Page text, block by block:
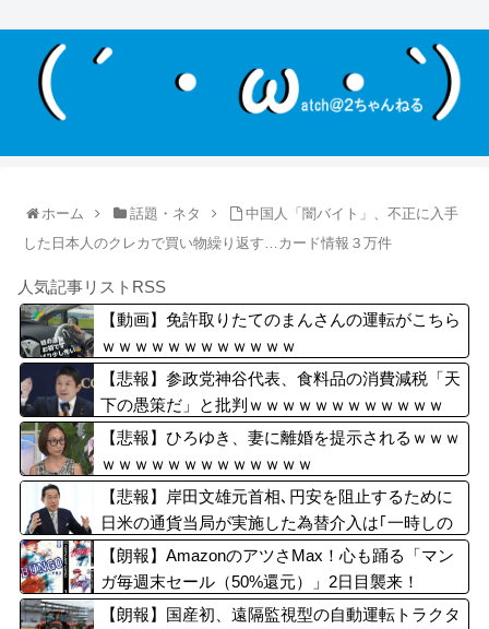
ホーム 話題・ネタ
中国人「闇バイト」、不正に入手
した日本人のクレカで買い物繰り返す…カード情報３万件
人気記事リストRSS
【動画】免許取りたてのまんさんの運転がこちら
ｗｗｗｗｗｗｗｗｗｗｗｗ
【悲報】参政党神谷代表、食料品の消費減税「天
下の愚策だ」と批判ｗｗｗｗｗｗｗｗｗｗｗｗ
【悲報】ひろゆき、妻に離婚を提示されるｗｗｗ
ｗｗｗｗｗｗｗｗｗｗｗｗｗ
【悲報】岸田文雄元首相､円安を阻止するために
日米の通貨当局が実施した為替介入は｢一時しの
ぎに過ぎない｣との認識を示す
【朗報】AmazonのアツさMax！心も踊る「マン
ガ毎週末セール（50%還元）」2日目襲来！
【朗報】国産初、遠隔監視型の自動運転トラクタ